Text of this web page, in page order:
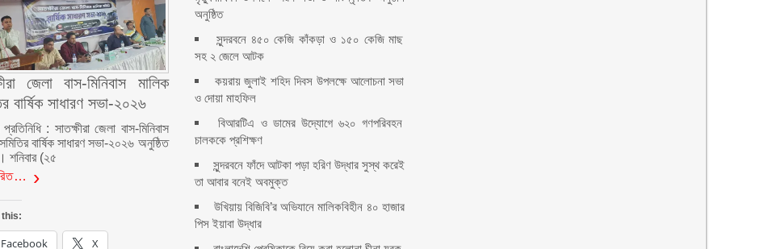
জেলা বাস-মিনিবাস মালিক
বার্ষিক সাধারণ সভা-২০২৬
: সাতক্ষীরা জেলা বাস-মিনিবাস
বার্ষিক সাধারণ সভা-২০২৬ অনুষ্ঠিত
শনিবার (২৫
this:
Facebook X
অনুষ্ঠিত
সুন্দরবনে ৪৫০ কেজি কাঁকড়া ও ১৫০ কেজি মাছ
সহ ২ জেলে আটক
কয়রায় জুলাই শহিদ দিবস উপলক্ষে আলোচনা সভা
ও দোয়া মাহফিল
বিআরটিএ ও ডামের উদ্যোগে ৬২০ গণপরিবহন
চালককে প্রশিক্ষণ
সুন্দরবনে ফাঁদে আটকা পড়া হরিণ উদ্ধার সুস্থ করেই
তা আবার বনেই অবমুক্ত
উখিয়ায় বিজিবি’র অভিযানে মালিকবিহীন ৪০ হাজার
পিস ইয়াবা উদ্ধার